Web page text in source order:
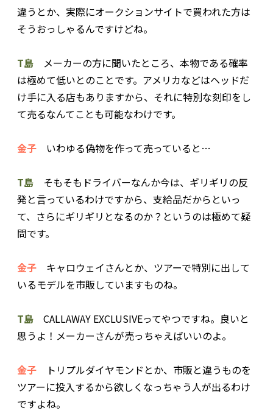
違うとか、実際にオークションサイトで買われた方は
そうおっしゃるんですけどね。
T島 メーカーの方に聞いたところ、本物である確率
は極めて低いとのことです。アメリカなどはヘッドだ
け手に入る店もありますから、それに特別な刻印をし
て売るなんてことも可能なわけです。
金子 いわゆる偽物を作って売っていると…
T島 そもそもドライバーなんか今は、ギリギリの反
発と言っているわけですから、支給品だからといっ
て、さらにギリギリとなるのか？というのは極めて疑
問です。
金子 キャロウェイさんとか、ツアーで特別に出して
いるモデルを市販していますものね。
T島 CALLAWAY EXCLUSIVEってやつですね。良いと
思うよ！メーカーさんが売っちゃえばいいのよ。
金子 トリプルダイヤモンドとか、市販と違うものを
ツアーに投入するから欲しくなっちゃう人が出るわけ
ですよね。